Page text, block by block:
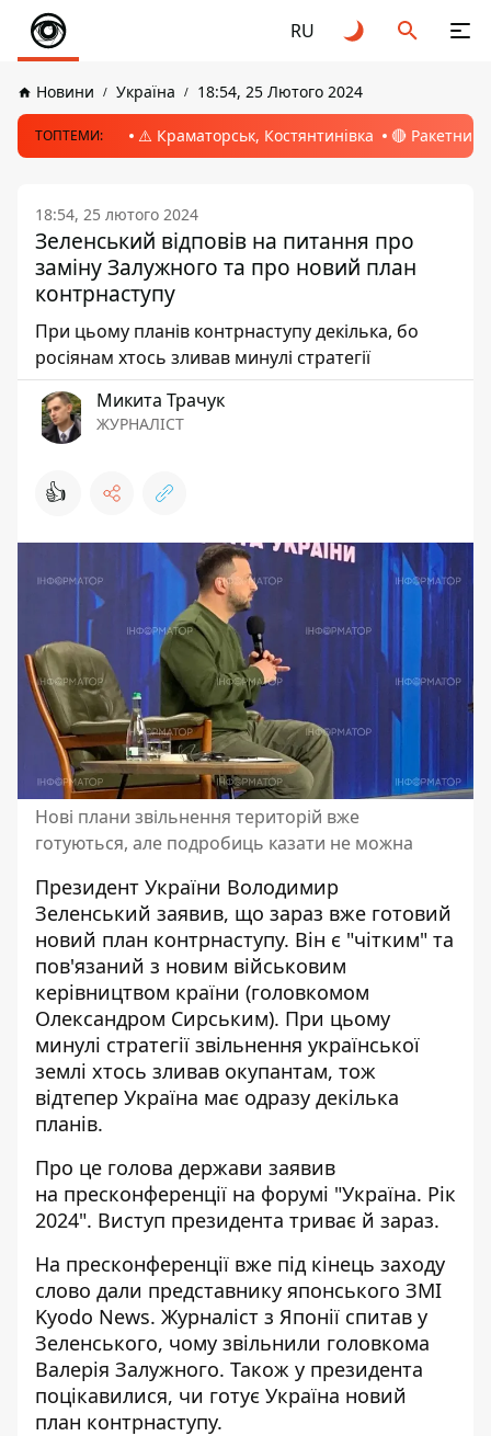
RU
Новини Україна 18:54, 25 Лютого 2024
ТОПТЕМИ: ⚠️ Краматорськ, Костянтинівка 🔴 Ракетний
18:54, 25 лютого 2024
Зеленський відповів на питання про
заміну Залужного та про новий план
контрнаступу
При цьому планів контрнаступу декілька, бо
росіянам хтось зливав минулі стратегії
Микита Трачук
ЖУРНАЛІСТ
👍
Нові плани звільнення територій вже
готуються, але подробиць казати не можна
Президент України Володимир
Зеленський заявив, що зараз вже готовий
новий план контрнаступу. Він є "чітким" та
пов'язаний з новим військовим
керівництвом країни (головкомом
Олександром Сирським). При цьому
минулі стратегії звільнення української
землі хтось зливав окупантам, тож
відтепер Україна має одразу декілька
планів.
Про це голова держави заявив
на пресконференції на форумі "Україна. Рік
2024". Виступ президента триває й зараз.
На пресконференції вже під кінець заходу
слово дали представнику японського ЗМІ
Kyodo News. Журналіст з Японії спитав у
Зеленського, чому звільнили головкома
Валерія Залужного. Також у президента
поцікавилися, чи готує Україна новий
план контрнаступу.